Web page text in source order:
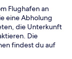
Flughafen an
eine Abholung
die Unterkunft
Die
findest du auf